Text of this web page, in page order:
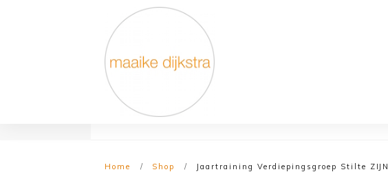
Home / Shop / Jaartraining Verdiepingsgroep Stilte ZIJN